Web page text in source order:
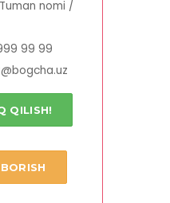
nomi /
99 99
QILISH!